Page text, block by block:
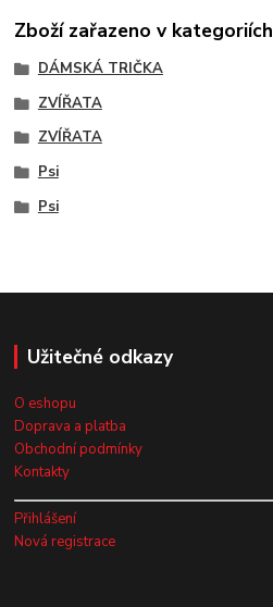
Zboží zařazeno v kategoriích
DÁMSKÁ TRIČKA
ZVÍŘATA
ZVÍŘATA
Psi
Psi
Užitečné odkazy
O eshopu
Doprava a platba
Obchodní podmínky
Kontakty
Přihlášení
Nová registrace